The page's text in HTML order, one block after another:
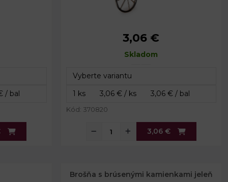
cm
4,5 cm
č. 1: 3,5 x 4,5 cm
č. 2: 2 x 4,2 cm
3,06 €
Skladom
Kód: 370820
3,06 €
Brošňa s brúsenými kamienkami jeleň